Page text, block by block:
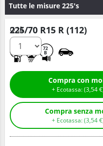
Tutte le misure 225's
225/70 R15 R (112)
72
B
Q.tà
+ Ecotassa: (3,54€
+ Ecotassa: (3,54€